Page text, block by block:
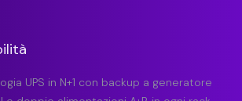
UPS in N+1 con backup a generatore